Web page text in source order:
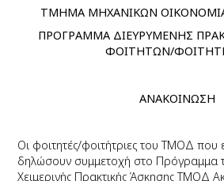
ΤΜΗΜΑ ΜΗΧΑΝΙΚΩΝ
ΠΡΟΓΡΑΜΜΑ ΔΙΕΥΡΥΜΕΝΗΣ
ΦΟΙΤΗΤΩΝ/
ΑΝΑΚΟΙΝΩΣΗ
Οι φοιτητές/φοιτήτριες του ΤΜΟΔ που
δηλώσουν συμμετοχή στο Πρόγραμμα
Χειμερινής Πρακτικής Άσκησης ΤΜΟΔ